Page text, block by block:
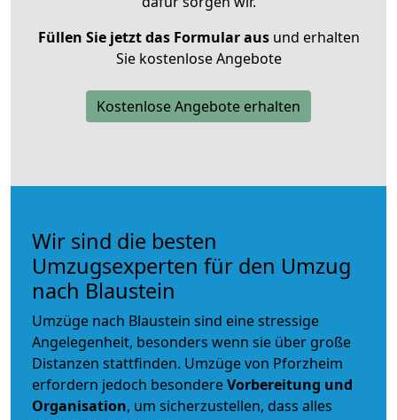
Füllen Sie jetzt das Formular ausund erhalten
Sie kostenlose Angebote
Kostenlose Angebote erhalten
Wir sind die besten
Umzugsexperten für den Umzug
nach Blaustein
Umzüge nach Blaustein sind eine stressige
Angelegenheit, besonders wenn sie über große
Distanzen stattfinden. Umzüge von Pforzheim
erfordern jedoch besondereVorbereitung und
Organisation, um sicherzustellen, dass alles